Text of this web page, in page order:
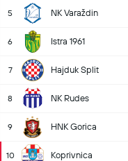
5 NK Varaždin
6 Istra 1961
7 Hajduk Split
8 NK Rudes
9 HNK Gorica
10 Koprivnica